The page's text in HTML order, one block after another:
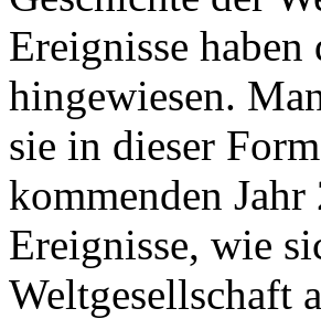
Ereignisse
hingewiesen.
sie in dieser
kommenden
Ereignisse, wie
Weltgesellschaft